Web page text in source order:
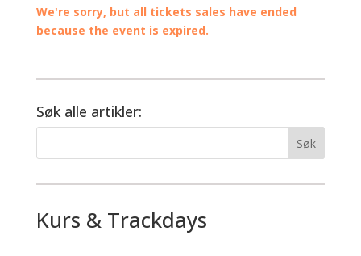
We're sorry, but all tickets sales have ended
because the event is expired.
Søk alle artikler:
Kurs & Trackdays